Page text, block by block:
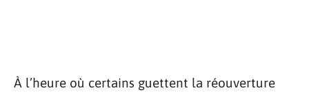
À l’heure où certains guettent la réouverture